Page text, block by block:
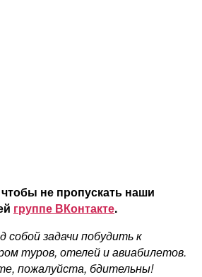
не пропускать наши
группе ВКонтакте.
задачи побудить к
туров, отелей и авиабилетов.
пожалуйста, бдительны!